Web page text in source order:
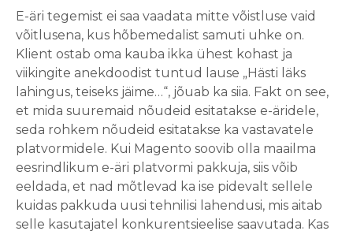
E-äri tegemist ei saa vaadata mitte võistluse vaid
võitlusena, kus hõbemedalist samuti uhke on.
Klient ostab oma kauba ikka ühest kohast ja
viikingite anekdoodist tuntud lause „Hästi läks
lahingus, teiseks jäime…“, jõuab ka siia. Fakt on see,
et mida suuremaid nõudeid esitatakse e-äridele,
seda rohkem nõudeid esitatakse ka vastavatele
platvormidele. Kui Magento soovib olla maailma
eesrindlikum e-äri platvormi pakkuja, siis võib
eeldada, et nad mõtlevad ka ise pidevalt sellele
kuidas pakkuda uusi tehnilisi lahendusi, mis aitab
selle kasutajatel konkurentsieelise saavutada. Kas